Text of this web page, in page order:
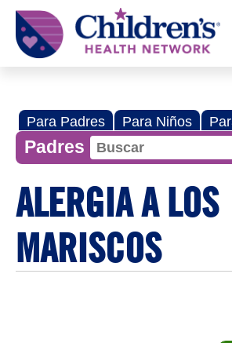
Children's
Health
Network
Para Padres Para Niños
Padres
ALERGIA A LOS
MARISCOS